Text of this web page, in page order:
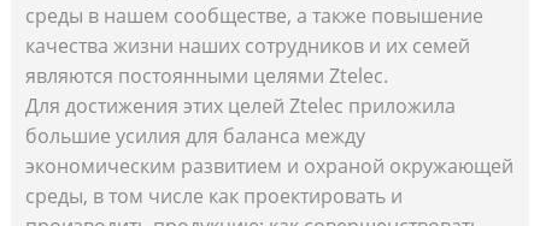
среды в нашем сообществе, а также повышение
качества жизни наших сотрудников и их семей
являются постоянными целями Ztelec.
Для достижения этих целей Ztelec приложила
большие усилия для баланса между
экономическим развитием и охраной окружающей
среды, в том числе как проектировать и